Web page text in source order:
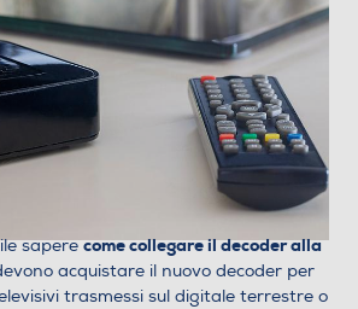
saperecome collegare il decoder alla
acquistare il nuovo decoder per
trasmessi sul digitale terrestre o